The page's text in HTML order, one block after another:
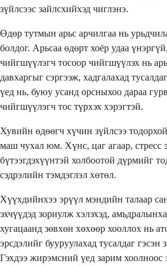
зүйлсээс зайлсхийхэд чиглэнэ.
Өдөр тутмын арьс арчилгаа нь
болдог. Арьсаа өдөрт хоёр удаа
чийгшүүлэгч тосоор чийгшүүлэх нь
давхаргыг сэргээж, хадгалахад
үед нь, буюу усанд орсныхоо дараа
чийгшүүлэгч тос түрхэх хэрэгтэй.
Хувийн өдөөгч хүчин зүйлсээ
маш чухал юм. Хүнс, цаг агаар, стресс
бүтээгдэхүүнтэй холбоотой дүрмийг
сэдрэлийн тэмдэглэл хөтөл.
Хүүхдийнхээ эрүүл мэндийн талаар
эхчүүдэд зориулж хэлэхэд,
хугацаанд зөвхөн хөхөөр хооллох нь
эрсдэлийг бууруулахад тусалдаг гэсэн
Гэхдээ жирэмсний үед зарим хоолноос